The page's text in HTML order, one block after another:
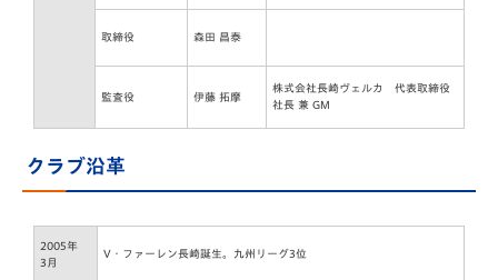
取締役 森田 昌泰
監査役 伊藤 拓摩
株式会社長崎ヴェルカ 代表取締役
社長 兼 GM
クラブ沿革
2005年
3月
V・ファーレン長崎誕生。九州リーグ3位